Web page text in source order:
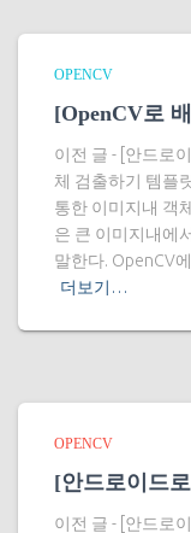
OPENCV
[OpenCV로
이전 글 - [안드로
체 검출하기 템플
통한 이미지내 객
은 큰 이미지내에
말한다. OpenCV
더보기…
OPENCV
[안드로이드
이전 글 - [안드로